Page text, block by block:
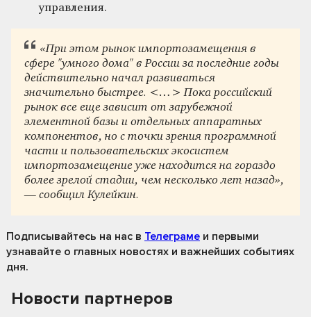
управления.
«При этом рынок импортозамещения в
сфере "умного дома" в России за последние годы
действительно начал развиваться
значительно быстрее. <…> Пока российский
рынок все еще зависит от зарубежной
элементной базы и отдельных аппаратных
компонентов, но с точки зрения программной
части и пользовательских экосистем
импортозамещение уже находится на гораздо
более зрелой стадии, чем несколько лет назад»,
— сообщил Кулейкин.
Подписывайтесь на нас в Телеграме и первыми
узнавайте о главных новостях и важнейших событиях
дня.
Новости партнеров